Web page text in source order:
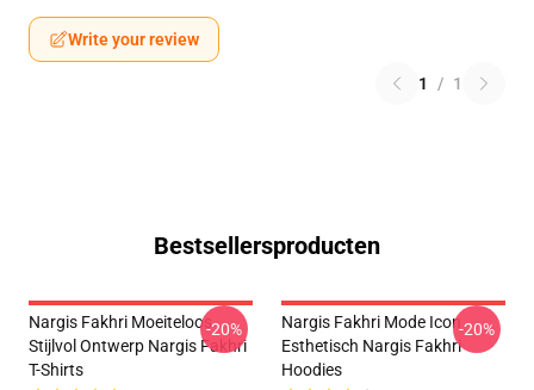
Write your review
1 / 1
Bestsellersproducten
Nargis Fakhri Moeiteloos
Stijlvol Ontwerp Nargis Fakhri
T-Shirts
-20%
Nargis Fakhri Mode Icon
Esthetisch Nargis Fakhri
Hoodies
-20%